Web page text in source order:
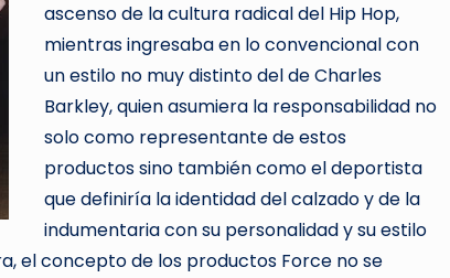
ascenso de la cultura radical del Hip Hop,
mientras ingresaba en lo convencional con
un estilo no muy distinto del de Charles
Barkley, quien asumiera la responsabilidad no
solo como representante de estos
productos sino también como el deportista
que definiría la identidad del calzado y de la
indumentaria con su personalidad y su estilo
el concepto de los productos Force no se